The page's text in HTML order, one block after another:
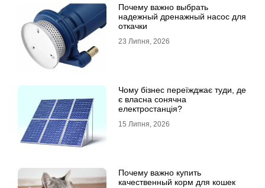
Почему важно выбрать
надежный дренажный насос для
откачки
23 Липня, 2026
Чому бізнес переїжджає туди, де
є власна сонячна
електростанція?
15 Липня, 2026
Почему важно купить
качественный корм для кошек